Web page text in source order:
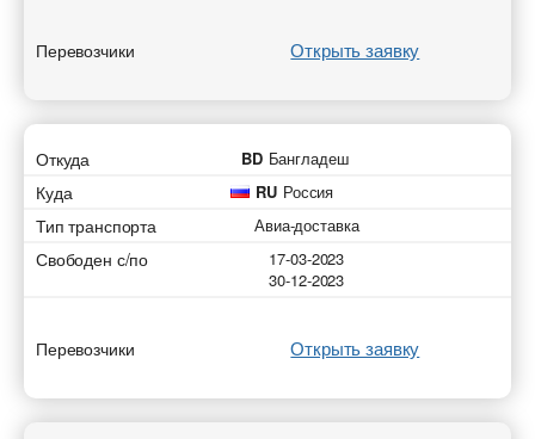
Перевозчики Открыть заявку
Откуда BD Бангладеш
Куда RU Россия
Тип транспорта Авиа-доставка
Свободен с/по
17-03-2023
30-12-2023
Перевозчики Открыть заявку